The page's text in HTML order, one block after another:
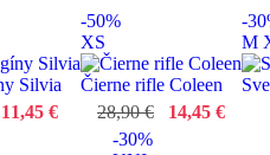
Silvia
11,45 €
-50%
XS
Čierne rifle Coleen
28,90 €
14,45 €
-
M
-30%